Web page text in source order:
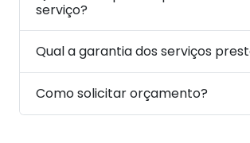
serviço?
Qual a garantia dos serviços
Como solicitar orçamento?